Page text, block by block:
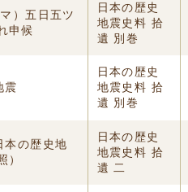
）五日五ツ
申候
日本の歴史
地震史料 拾
遺 別巻
震
日本の歴史
地震史料 拾
遺 別巻
本の歴史地
）
日本の歴史
地震史料 拾
遺 二